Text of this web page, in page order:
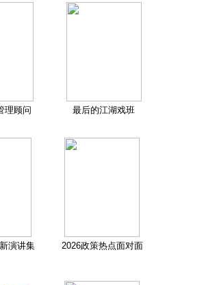
理顾问 最后的江湖戏班
演讲集 2026政策热点面对面